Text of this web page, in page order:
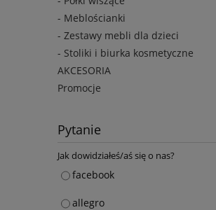
- Meblościanki
- Zestawy mebli dla dzieci
- Stoliki i biurka kosmetyczne
AKCESORIA
Promocje
Pytanie
Jak dowidziałeś/aś się o nas?
facebook
allegro